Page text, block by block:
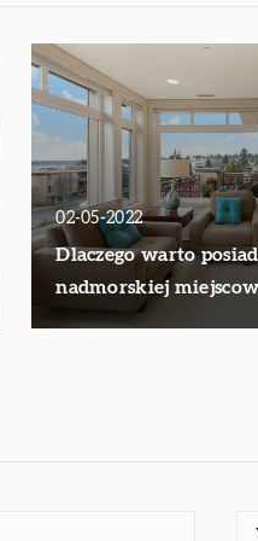
02-05-2022
Dlaczego warto
nadmorskiej